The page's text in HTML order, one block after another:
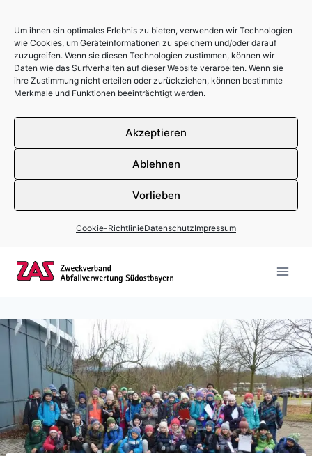
Um ihnen ein optimales Erlebnis zu bieten, verwenden wir Technologien
wie Cookies, um Geräteinformationen zu speichern und/oder darauf
zuzugreifen. Wenn sie diesen Technologien zustimmen, können wir
Daten wie das Surfverhalten auf dieser Website verarbeiten. Wenn sie
ihre Zustimmung nicht erteilen oder zurückziehen, können bestimmte
Merkmale und Funktionen beeinträchtigt werden.
Akzeptieren
Ablehnen
Vorlieben
Cookie-RichtlinieDatenschutzImpressum